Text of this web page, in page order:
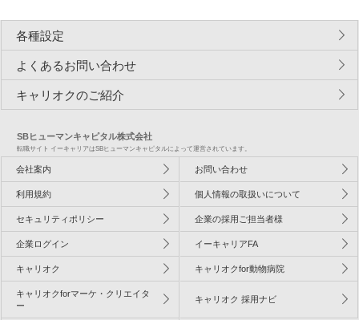
各種設定
よくあるお問い合わせ
キャリオクのご紹介
SBヒューマンキャピタル株式会社
転職サイト イーキャリアはSBヒューマンキャピタルによって運営されています。
会社案内 お問い合わせ
利用規約 個人情報の取扱いについて
セキュリティポリシー 企業の採用ご担当者様
企業ログイン イーキャリアFA
キャリオク キャリオクfor動物病院
キャリオクforマーケ・クリエイタ
ー
キャリオク 採用ナビ